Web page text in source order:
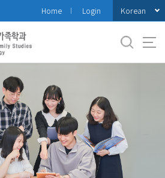
Home Login Korean